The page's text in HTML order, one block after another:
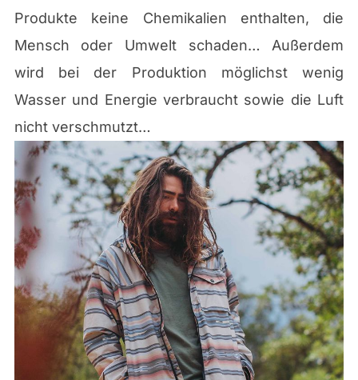
Produkte keine Chemikalien enthalten, die
Mensch oder Umwelt schaden… Außerdem
wird bei der Produktion möglichst wenig
Wasser und Energie verbraucht sowie die Luft
nicht verschmutzt…